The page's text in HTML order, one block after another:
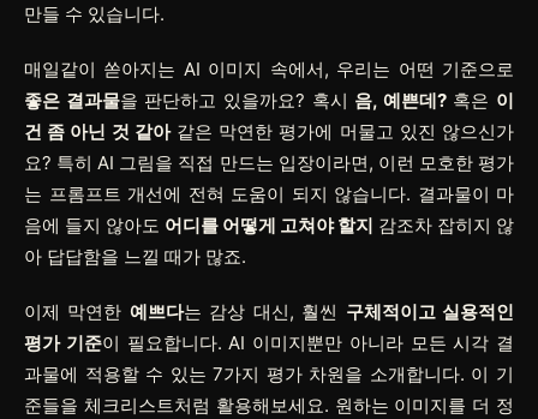
만들 수 있습니다.
매일같이 쏟아지는 AI 이미지 속에서, 우리는 어떤 기준으로
좋은 결과물을 판단하고 있을까요? 혹시 음, 예쁜데?혹은 이
건 좀 아닌 것 같아같은 막연한 평가에 머물고 있진 않으신가
요? 특히 AI 그림을 직접 만드는 입장이라면, 이런 모호한 평가
는 프롬프트 개선에 전혀 도움이 되지 않습니다. 결과물이 마
음에 들지 않아도 어디를 어떻게 고쳐야 할지 감조차 잡히지 않
아 답답함을 느낄 때가 많죠.
이제 막연한 예쁘다는 감상 대신, 훨씬 구체적이고 실용적인
평가 기준이 필요합니다. AI 이미지뿐만 아니라 모든 시각 결
과물에 적용할 수 있는 7가지 평가 차원을 소개합니다. 이 기
준들을 체크리스트처럼 활용해보세요. 원하는 이미지를 더 정